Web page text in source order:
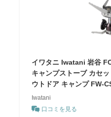
イワタニ Iwatani 岩谷
キャンプストーブ カセ
ウトドア キャンプ FW-
Iwatani
口コミを見る